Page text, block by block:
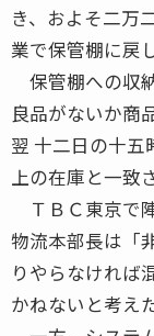
き、およそ二万
業で保管棚に戻
保管棚への収
良品がないか商
翌 十二日の十五
上の在庫と一致
ＴＢＣ東京で
物流本部長は「
りやらなければ
かねないと考え